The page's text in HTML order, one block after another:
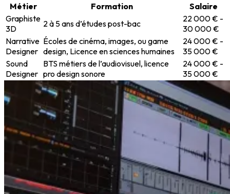
Métier
Formation
Salaire
Graphiste
3D
2 à 5 ans d’études post-bac
22 000 € -
30 000 €
Narrative
Designer
Écoles de cinéma, images, ou game
design, Licence en sciences humaines
24 000 € -
35 000 €
Sound
Designer
BTS métiers de l’audiovisuel, licence
pro design sonore
24 000 € -
35 000 €